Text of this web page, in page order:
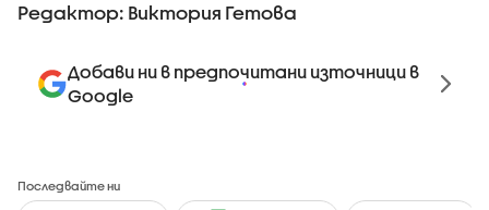
Редактор: Виктория Гетова
Добави ни в предпочитани източници в
Google
Последвайте ни